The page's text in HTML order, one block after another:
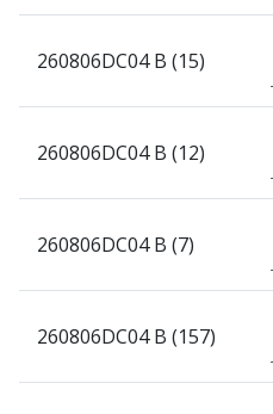
260806DC04 B (15)
260806DC04 B (12)
260806DC04 B (7)
260806DC04 B (157)